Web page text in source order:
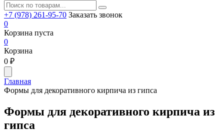
+7 (978) 261-95-70 Заказать звонок
0
Корзина пуста
0
Корзина
0 ₽
Главная
Формы для декоративного кирпича из гипса
Формы для декоративного кирпича из
гипса